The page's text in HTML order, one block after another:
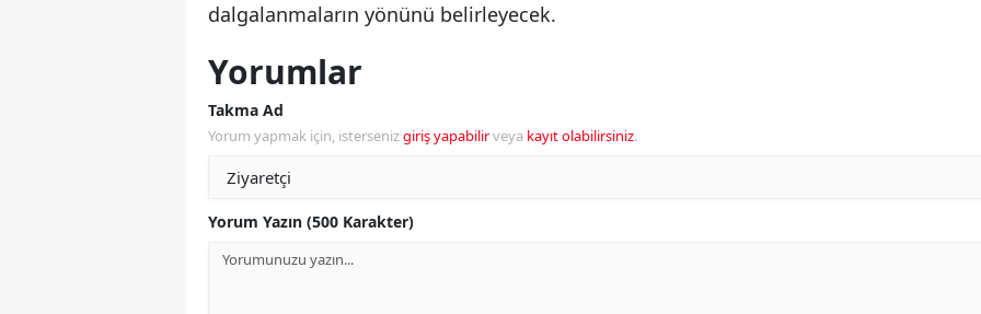
dalgalanmaların yönünü belirleyecek.
Yorumlar
Takma Ad
Yorum yapmak için, istersenizgiriş yapabilirveya kayıt olabilirsiniz.
Yorum Yazın (500 Karakter)